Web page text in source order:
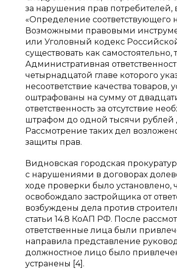
за нарушения прав
«Определение соответствующего
Возможными правовыми
или Уголовный кодекс
существовать как
Административная
четырнадцатой главе которого
несоответствие качества
оштрафованы на сумму от
ответственность за отсутствие
штрафом до одной тысячи рублей
Рассмотрение таких дел
защиты прав.
Видновская городская
с нарушениями в договорах
ходе проверки было установлено,
освобождало застройщика от
возбуждены дела против
статьи 14.8 КоАП РФ. После
ответственные лица были
направила представление
должностное лицо было
устранены [4].